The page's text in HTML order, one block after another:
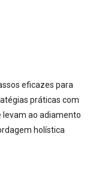
eficazes para
práticas com
levam ao adiamento
holística